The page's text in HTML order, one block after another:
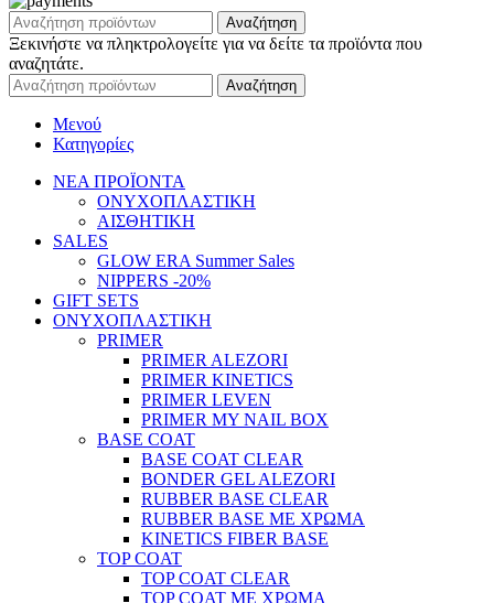
Αναζήτηση
Ξεκινήστε να πληκτρολογείτε για να δείτε τα προϊόντα που
αναζητάτε.
Αναζήτηση
Μενού
Κατηγορίες
ΝΕΑ ΠΡΟΪΟΝΤΑ
ΟΝΥΧΟΠΛΑΣΤΙΚΗ
ΑΙΣΘΗΤΙΚΗ
SALES
GLOW ERA Summer Sales
NIPPERS -20%
GIFT SETS
ΟΝΥΧΟΠΛΑΣΤΙΚΗ
PRIMER
PRIMER ALEZORI
PRIMER KINETICS
PRIMER LEVEN
PRIMER MY NAIL BOX
BASE COAT
BASE COAT CLEAR
BONDER GEL ALEZORI
RUBBER BASE CLEAR
RUBBER BASE ΜΕ ΧΡΩΜΑ
KINETICS FIBER BASE
TOP COAT
TOP COAT CLEAR
TOP COAT ΜΕ ΧΡΩΜΑ